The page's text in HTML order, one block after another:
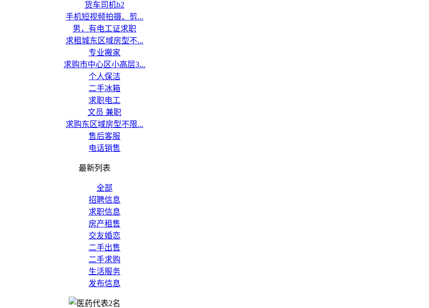
货车司机b2
手机短视频拍摄、剪...
男，有电工证求职
求租城东区域房型不...
专业搬家
求购市中心区小高层3...
个人保洁
二手冰箱
求职电工
文员 兼职
求购东区域房型不限...
售后客服
电话销售
最新列表
全部
招聘信息
求职信息
房产租售
交友婚恋
二手出售
二手求购
生活服务
发布信息